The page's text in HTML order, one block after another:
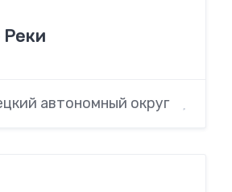
Реки
автономный округ